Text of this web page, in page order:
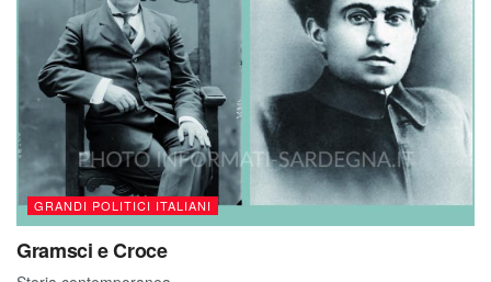
GRANDI POLITICI ITALIANI
Gramsci e Croce